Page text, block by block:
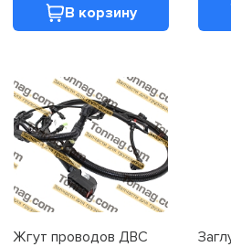
В корзину
Жгут проводов ДВС